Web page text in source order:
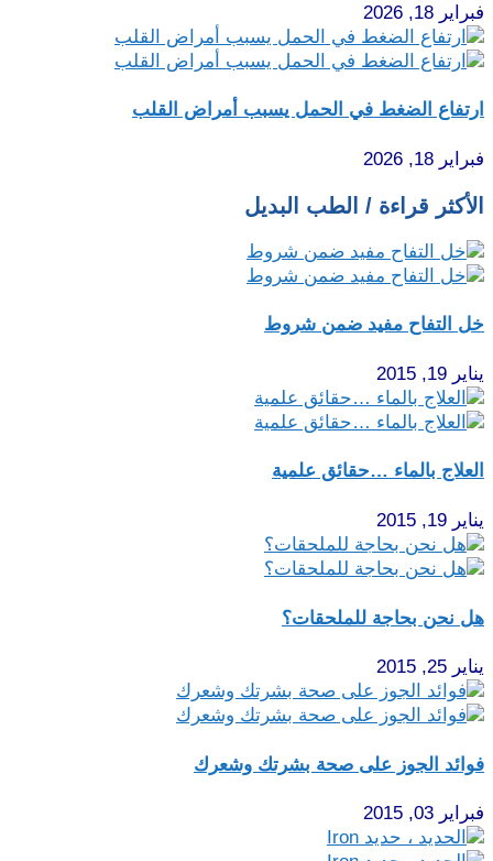
فبراير 18, 2026
ارتفاع الضغط في الحمل يسبب أمراض القلب
فبراير 18, 2026
الأكثر قراءة / الطب البديل
خل التفاح مفيد ضمن شروط
يناير 19, 2015
العلاج بالماء …حقائق علمية
يناير 19, 2015
هل نحن بحاجة للملحقات؟
يناير 25, 2015
فوائد الجوز على صحة بشرتك وشعرك
فبراير 03, 2015